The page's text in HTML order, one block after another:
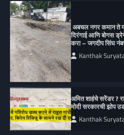
अबचल नगर कमान ते
दिरंगाई आणि बोगस
करा – जगदीप सिंघ
Kanthak
अमित शाहंचे सरेंडर ?
मोदी सरकारची झोप
Kanthak